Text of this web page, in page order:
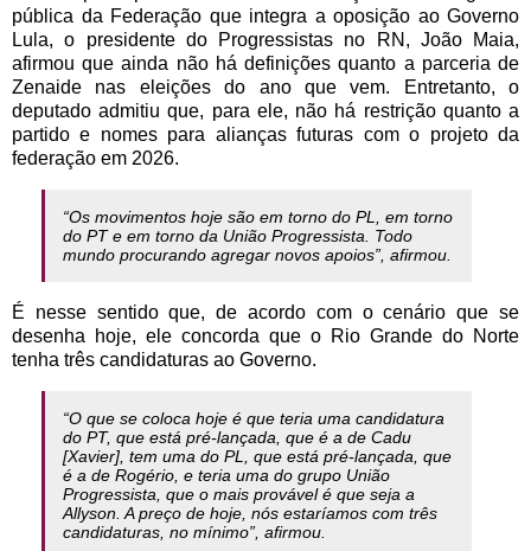
pública da Federação que integra a oposição ao Governo
Lula, o presidente do Progressistas no RN, João Maia,
afirmou que ainda não há definições quanto a parceria de
Zenaide nas eleições do ano que vem. Entretanto, o
deputado admitiu que, para ele, não há restrição quanto a
partido e nomes para alianças futuras com o projeto da
federação em 2026.
“Os movimentos hoje são em torno do PL, em torno
do PT e em torno da União Progressista. Todo
mundo procurando agregar novos apoios”, afirmou.
É nesse sentido que, de acordo com o cenário que se
desenha hoje, ele concorda que o Rio Grande do Norte
tenha três candidaturas ao Governo.
“O que se coloca hoje é que teria uma candidatura
do PT, que está pré-lançada, que é a de Cadu
[Xavier], tem uma do PL, que está pré-lançada, que
é a de Rogério, e teria uma do grupo União
Progressista, que o mais provável é que seja a
Allyson. A preço de hoje, nós estaríamos com três
candidaturas, no mínimo”, afirmou.